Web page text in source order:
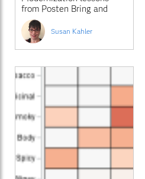
from Posten Bring and
Regeneron
Susan Kahler